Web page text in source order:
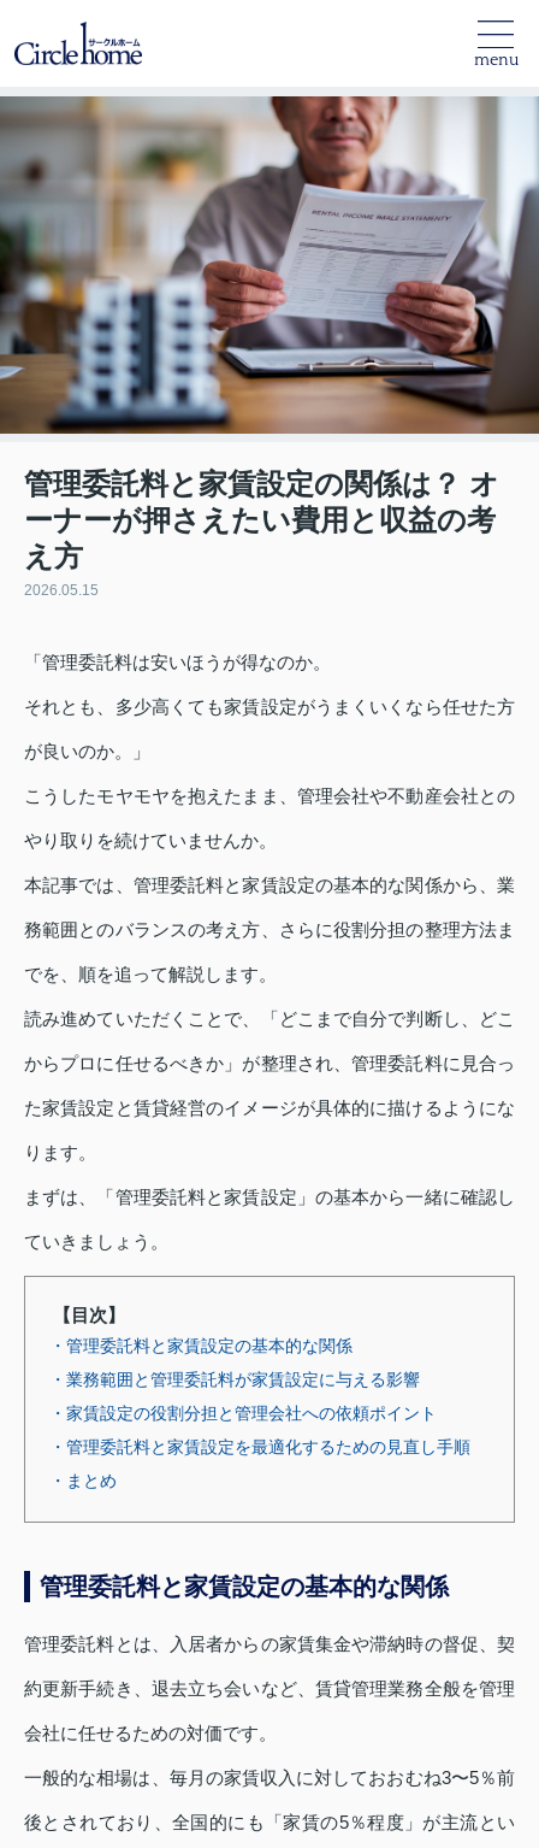
menu
管理委託料と家賃設定の関係は？ オ
ーナーが押さえたい費用と収益の考
え方
2026.05.15
「管理委託料は安いほうが得なのか。
それとも、多少高くても家賃設定がうまくいくなら任せた方
が良いのか。」
こうしたモヤモヤを抱えたまま、管理会社や不動産会社との
やり取りを続けていませんか。
本記事では、管理委託料と家賃設定の基本的な関係から、業
務範囲とのバランスの考え方、さらに役割分担の整理方法ま
でを、順を追って解説します。
読み進めていただくことで、「どこまで自分で判断し、どこ
からプロに任せるべきか」が整理され、管理委託料に見合っ
た家賃設定と賃貸経営のイメージが具体的に描けるようにな
ります。
まずは、「管理委託料と家賃設定」の基本から一緒に確認し
ていきましょう。
【目次】
・管理委託料と家賃設定の基本的な関係
・業務範囲と管理委託料が家賃設定に与える影響
・家賃設定の役割分担と管理会社への依頼ポイント
・管理委託料と家賃設定を最適化するための見直し手順
・まとめ
管理委託料と家賃設定の基本的な関係
管理委託料とは、入居者からの家賃集金や滞納時の督促、契
約更新手続き、退去立ち会いなど、賃貸管理業務全般を管理
会社に任せるための対価です。
一般的な相場は、毎月の家賃収入に対しておおむね3〜5％前
後とされており、全国的にも「家賃の5％程度」が主流とい